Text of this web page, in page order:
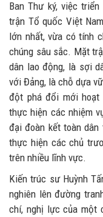
Ban Thư ký, việc
trận Tổ quốc Việt
lớn nhất, vừa có tính
chúng sâu sắc. Mặt
dân lao động, là sợi
với Đảng, là chỗ dựa
đột phá đổi mới hoạt
thực hiện các nhiệm
đại đoàn kết toàn
thực hiện các chủ
trên nhiều lĩnh vực.
Kiến trúc sư Huỳnh
nghiên lên đường
chí, nghị lực của một